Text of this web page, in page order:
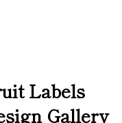
Labels
Gallery